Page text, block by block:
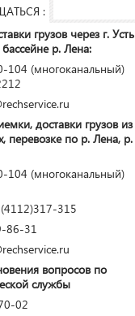
:
грузов через г. Усть
р. Лена:
104 (многоканальный)
доставки грузов из
перевозке по р. Лена, р.
104 (многоканальный)
315
86-31
вопросов по
службы
02